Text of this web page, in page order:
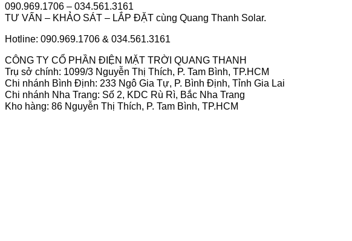
090.969.1706 – 034.561.3161
TƯ VẤN – KHẢO SÁT – LẮP ĐẶT cùng Quang Thanh Solar.
Hotline: 090.969.1706 & 034.561.3161
CÔNG TY CỔ PHẦN ĐIỆN MẶT TRỜI QUANG THANH
Trụ sở chính: 1099/3 Nguyễn Thị Thích, P. Tam Bình, TP.HCM
Chi nhánh Bình Định: 233 Ngô Gia Tự, P. Bình Định, Tỉnh Gia Lai
Chi nhánh Nha Trang: Số 2, KDC Rù Rì, Bắc Nha Trang
Kho hàng: 86 Nguyễn Thị Thích, P. Tam Bình, TP.HCM